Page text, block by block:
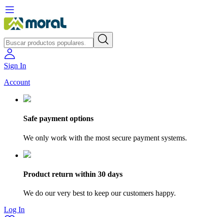
Sign In
Account
Safe payment options
We only work with the most secure payment systems.
Product return within 30 days
We do our very best to keep our customers happy.
Log In